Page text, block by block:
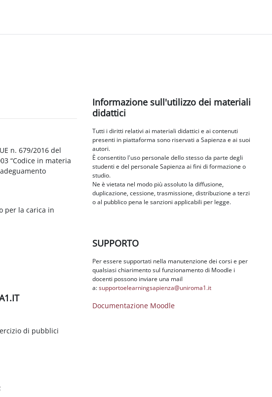
n. 679/2016 del
“Codice in materia
per la carica in
di pubblici
Blocchi
Informazione sull'utilizzo dei materiali
didattici
Tutti i diritti relativi ai materiali didattici e ai contenuti
presenti in piattaforma sono riservati a Sapienza e ai suoi
autori.
È consentito l'uso personale dello stesso da parte degli
studenti e del personale Sapienza ai fini di formazione o
studio.
Ne è vietata nel modo più assoluto la diffusione,
duplicazione, cessione, trasmissione, distribuzione a terzi
o al pubblico pena le sanzioni applicabili per legge.
SUPPORTO
Per essere supportati nella manutenzione dei corsi e per
qualsiasi chiarimento sul funzionamento di Moodle i
docenti possono inviare una mail
a:supportoelearningsapienza@uniroma1.it
Documentazione Moodle